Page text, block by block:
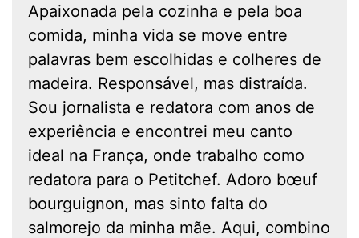
Apaixonada pela cozinha e pela boa
comida, minha vida se move entre
palavras bem escolhidas e colheres de
madeira. Responsável, mas distraída.
Sou jornalista e redatora com anos de
experiência e encontrei meu canto
ideal na França, onde trabalho como
redatora para o Petitchef. Adoro bœuf
bourguignon, mas sinto falta do
salmorejo da minha mãe. Aqui, combino